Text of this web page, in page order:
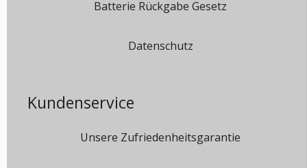
Batterie Rückgabe Gesetz
Datenschutz
Kundenservice
Unsere Zufriedenheitsgarantie